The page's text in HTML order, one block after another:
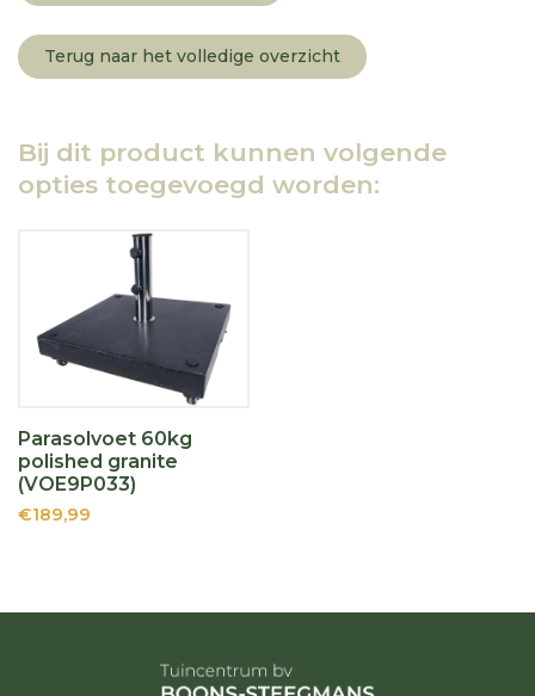
Terug naar het volledige overzicht
Bij dit product kunnen volgende
opties toegevoegd worden:
Parasolvoet 60kg
polished granite
(VOE9P033)
€189,99